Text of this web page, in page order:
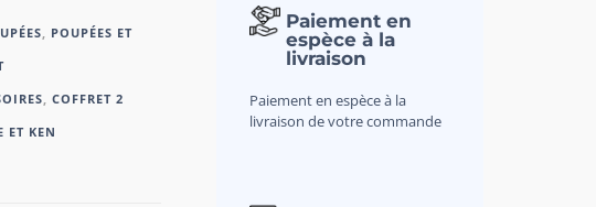
, POUPÉES ET
, COFFRET 2
ET KEN
Paiement en
espèce à la
livraison
Paiement en espèce à la
livraison de votre commande